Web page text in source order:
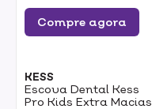
Compre agora
KESS
Escova Dental Kess
Pro Kids Extra Macias